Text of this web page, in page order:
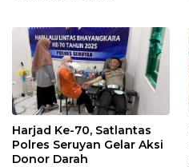
Etika Hukum Pendidikan
Harjad Ke-70, Satlantas
Polres Seruyan Gelar Aksi
Donor Darah